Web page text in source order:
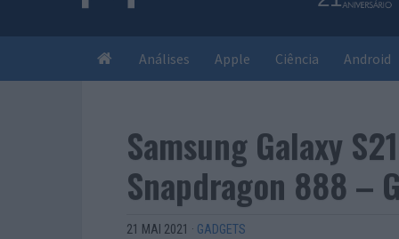
Análises Apple Ciência Android
Samsung Galaxy
Snapdragon 888 –
21 MAI 2021 · GADGETS